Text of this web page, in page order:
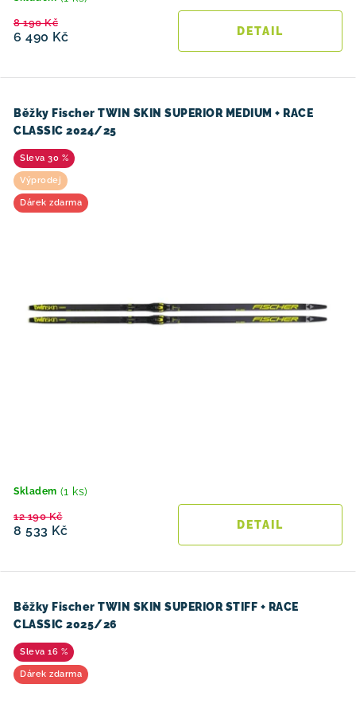
6 490 Kč
8 190 Kč
Běžky Fischer TWIN SKIN SUPERIOR MEDIUM + RACE
CLASSIC 2024/25
30 %
Výprodej
Dárek zdarma
Skladem (1 ks)
8 533 Kč
12 190 Kč
Běžky Fischer TWIN SKIN SUPERIOR STIFF + RACE
CLASSIC 2025/26
16 %
Dárek zdarma